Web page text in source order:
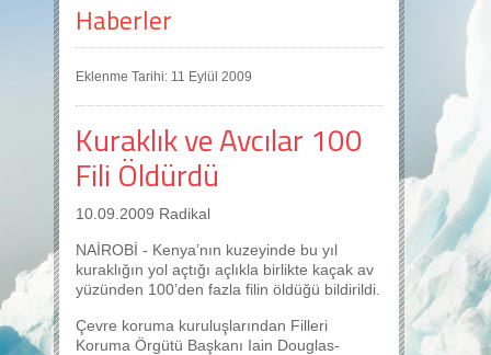
Haberler
Eklenme Tarihi: 11 Eylül 2009
Kuraklık ve Avcılar 100
Fili Öldürdü
10.09.2009 Radikal
NAİROBİ - Kenya’nın kuzeyinde bu yıl
kuraklığın yol açtığı açlıkla birlikte kaçak av
yüzünden 100’den fazla filin öldüğü bildirildi.
Çevre koruma kuruluşlarından Filleri
Koruma Örgütü Başkanı Iain Douglas-